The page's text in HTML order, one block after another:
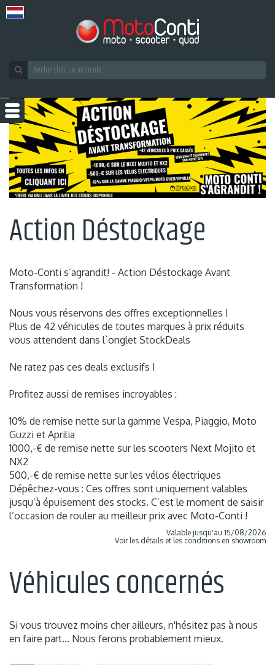
Action Déstockage
Moto-Conti s’agrandit! - Action Déstockage Avant
Transformation !
Nous vous réservons des offres exceptionnelles !
Plus de 42 véhicules de toutes marques à prix réduits
vous attendent dans l`onglet StockDeals
Ne ratez pas ces deals exclusifs !
Profitez aussi de remises incroyables :
10% de remise nette sur la gamme Vespa, Piaggio, Moto
Guzzi et Aprilia
1000,-€ de remise nette sur les scooters Next Mojito et
NX2
500,-€ de remise nette sur les vélos électriques
Dépêchez-vous : Ces offres sont uniquement valables
jusqu’à épuisement des stocks. C’est le moment de saisir
l’occasion de rouler au meilleur prix avec Moto-Conti !
Valable jusqu'au 15/08/2026
Voir les détails et les conditions en showroom
Véhicules concernés
Si vous trouvez moins cher ailleurs, n'hésitez pas à nous
en faire part... Nous ferons probablement mieux.